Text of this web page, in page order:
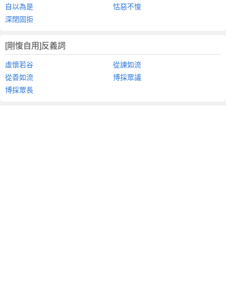
自以為是
怙惡不悛
深閉固拒
[剛愎自用]反義詞
虛懷若谷
從諫如流
從善如流
博採眾議
博採眾長